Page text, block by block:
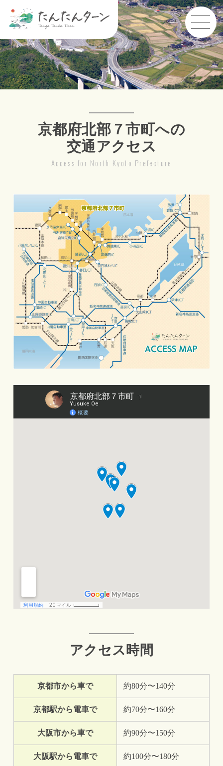
京都府北部７市町への
交通アクセス
Access for North Kyoto Prefecture
アクセス時間
京都市から車で 約80分〜140分
京都駅から電車で 約70分〜160分
大阪市から車で 約90分〜150分
大阪駅から電車で 約100分〜180分